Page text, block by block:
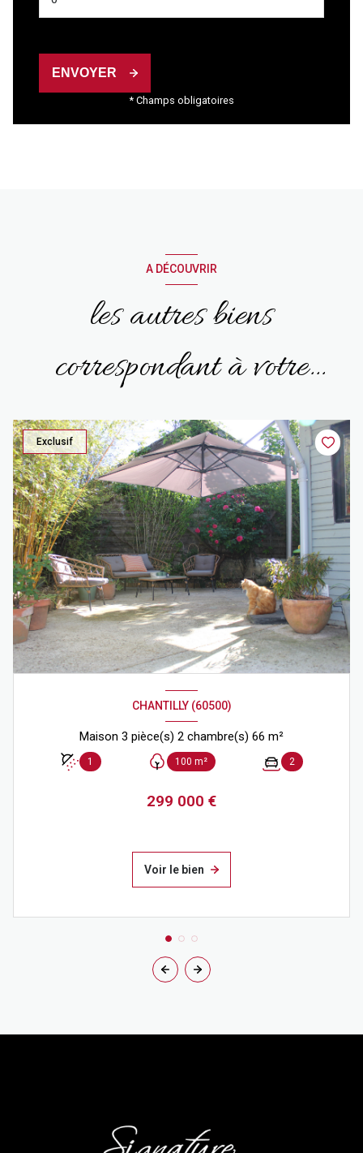
ENVOYER
* Champs obligatoires
A DÉCOUVRIR
les autres biens
correspondant à votre
recherche
Exclusif
CHANTILLY (60500)
Maison 3 pièce(s) 2 chambre(s) 66 m²
1 100 m² 2
299 000 €
Voir le bien